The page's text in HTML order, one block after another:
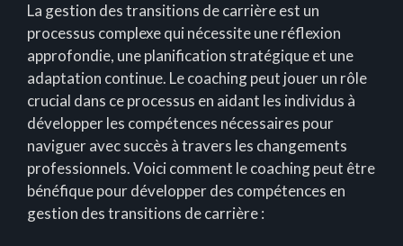
La gestion des transitions de carrière est un
processus complexe qui nécessite une réflexion
approfondie, une planification stratégique et une
adaptation continue. Le coaching peut jouer un rôle
crucial dans ce processus en aidant les individus à
développer les compétences nécessaires pour
naviguer avec succès à travers les changements
professionnels. Voici comment le coaching peut être
bénéfique pour développer des compétences en
gestion des transitions de carrière :